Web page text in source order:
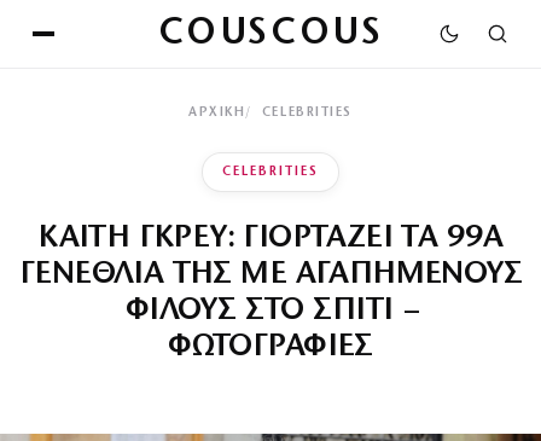
COUSCOUS
ΑΡΧΙΚΉ CELEBRITIES
CELEBRITIES
ΚΑΙΤΗ ΓΚΡΕΥ: ΓΙΟΡΤΑΖΕΙ ΤΑ 99Α
ΓΕΝΕΘΛΙΑ ΤΗΣ ΜΕ ΑΓΑΠΗΜΕΝΟΥΣ
ΦΙΛΟΥΣ ΣΤΟ ΣΠΙΤΙ –
ΦΩΤΟΓΡΑΦΙΕΣ